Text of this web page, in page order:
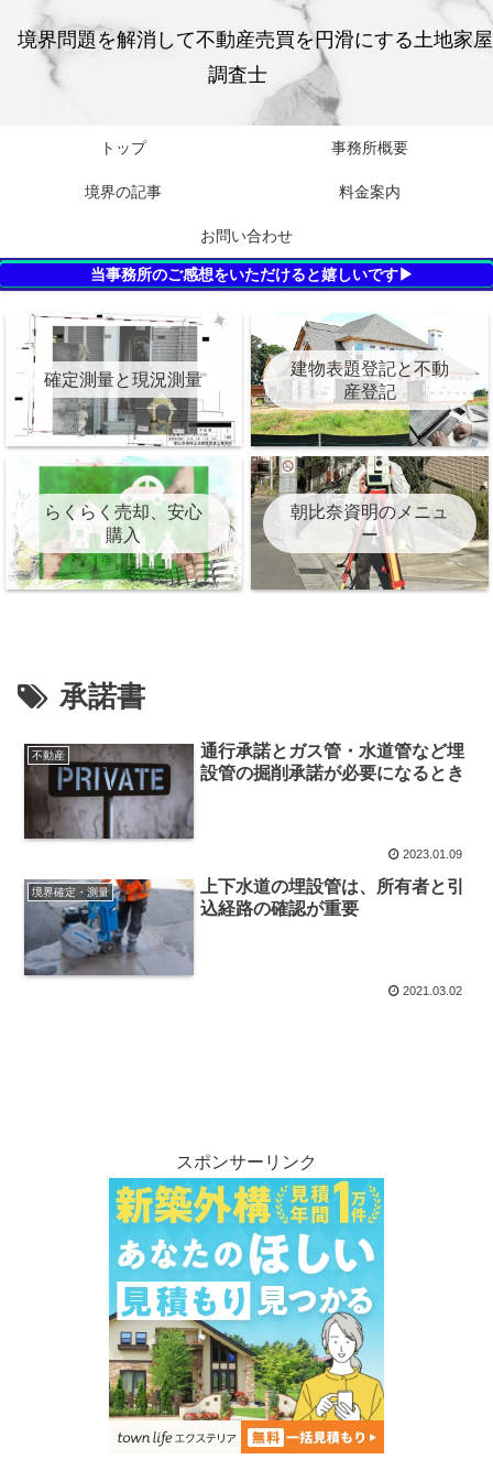
境界問題を解消して不動産売買を円滑にする土地家屋
調査士
トップ 事務所概要
境界の記事 料金案内
お問い合わせ
当事務所のご感想をいただけると嬉しいです▶
確定測量と現況測量
建物表題登記と不動
産登記
らくらく売却、安心
購入
朝比奈資明のメニュ
ー
承諾書
不動産
通行承諾とガス管・水道管など埋
設管の掘削承諾が必要になるとき
2023.01.09
境界確定・測量
上下水道の埋設管は、所有者と引
込経路の確認が重要
2021.03.02
スポンサーリンク